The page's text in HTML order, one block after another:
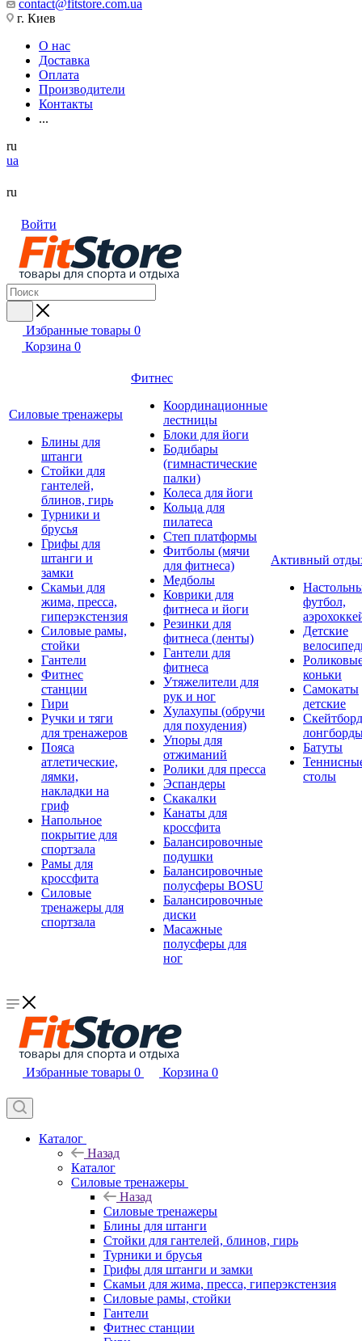
contact@fitstore.com.ua
г. Киев
О нас
Доставка
Оплата
Производители
Контакты
...
ru
ua
ru
Войти
Избранные товары 0
Корзина 0
Силовые тренажеры
Блины для
штанги
Стойки для
гантелей,
блинов, гирь
Турники и
брусья
Грифы для
штанги и
замки
Скамьи для
жима, пресса,
гиперэкстензия
Силовые рамы,
стойки
Гантели
Фитнес
станции
Гири
Ручки и тяги
для тренажеров
Пояса
атлетические,
лямки,
накладки на
гриф
Напольное
покрытие для
спортзала
Рамы для
кроссфита
Силовые
тренажеры для
спортзала
Фитнес
Координационные
лестницы
Блоки для йоги
Бодибары
(гимнастические
палки)
Колеса для йоги
Кольца для
пилатеса
Степ платформы
Фитболы (мячи
для фитнеса)
Медболы
Коврики для
фитнеса и йоги
Резинки для
фитнеса (ленты)
Гантели для
фитнеса
Утяжелители для
рук и ног
Хулахупы (обручи
для похудения)
Упоры для
отжиманий
Ролики для пресса
Эспандеры
Скакалки
Канаты для
кроссфита
Балансировочные
подушки
Балансировочные
полусферы BOSU
Балансировочные
диски
Масажные
полусферы для
ног
Активный
футбол,
Детские
коньки
Самокаты
детские
Батуты
столы
Избранные товары 0 Корзина 0
Каталог
Назад
Каталог
Силовые тренажеры
Назад
Силовые тренажеры
Блины для штанги
Стойки для гантелей, блинов, гирь
Турники и брусья
Грифы для штанги и замки
Скамьи для жима, пресса, гиперэкстензия
Силовые рамы, стойки
Гантели
Фитнес станции